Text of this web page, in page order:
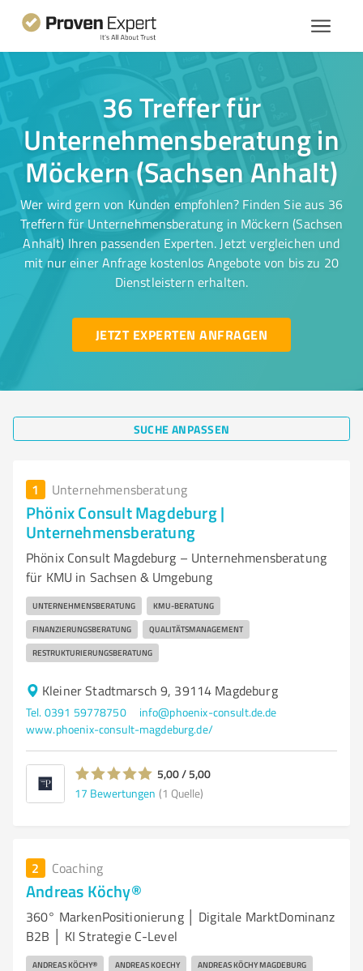
36 Treffer für
Unternehmensberatung in
Möckern (Sachsen Anhalt)
Wer wird gern von Kunden empfohlen? Finden Sie aus 36
Treffern für Unternehmensberatung in Möckern (Sachsen
Anhalt) Ihren passenden Experten. Jetzt vergleichen und
mit nur einer Anfrage kostenlos Angebote von bis zu 20
Dienstleistern erhalten.
JETZT EXPERTEN ANFRAGEN
SUCHE ANPASSEN
1 Unternehmensberatung
Phönix Consult Magdeburg |
Unternehmensberatung
Phönix Consult Magdeburg – Unternehmensberatung
für KMU in Sachsen & Umgebung
UNTERNEHMENSBERATUNG KMU-BERATUNG
FINANZIERUNGSBERATUNG QUALITÄTSMANAGEMENT
RESTRUKTURIERUNGSBERATUNG
Kleiner Stadtmarsch 9, 39114 Magdeburg
Tel. 0391 59778750
info@phoenix-consult.de.de
www.phoenix-consult-magdeburg.de/
5,00 / 5,00
17 Bewertungen (1 Quelle)
2 Coaching
Andreas Köchy®
360° MarkenPositionierung │ Digitale MarktDominanz
B2B │ KI Strategie C-Level
ANDREAS KÖCHY® ANDREAS KOECHY ANDREAS KÖCHY MAGDEBURG